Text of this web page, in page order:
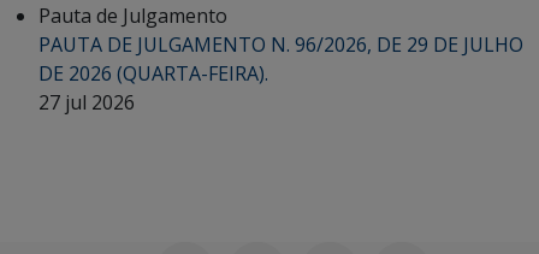
Pauta de Julgamento
PAUTA DE JULGAMENTO N. 96/2026, DE 29 DE JULHO
DE 2026 (QUARTA-FEIRA).
27 jul 2026